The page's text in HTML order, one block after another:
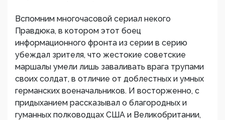
Вспомним многочасовой сериал некого
Правдюка, в котором этот боец
информационного фронта из серии в серию
убеждал зрителя, что жестокие советские
маршалы умели лишь заваливать врага трупами
своих солдат, в отличие от доблестных и умных
германских военачальников. И восторженно, с
придыханием рассказывал о благородных и
гуманных полководцах США и Великобритании,